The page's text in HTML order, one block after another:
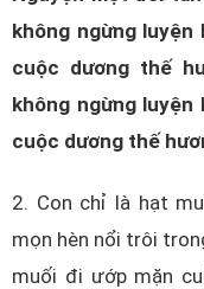
không ngừng
cuộc dương thế
không ngừng
cuộc dương thế
2. Con chỉ là hạt
mọn hèn nổi trôi
muối đi ướp mặn